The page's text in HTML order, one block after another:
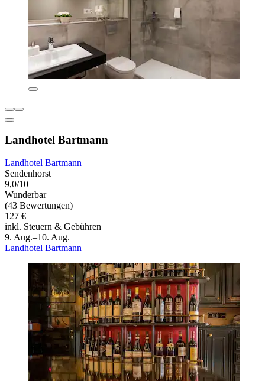
Landhotel Bartmann
Landhotel Bartmann
Sendenhorst
9,0/10
Wunderbar
(43 Bewertungen)
127 €
inkl. Steuern & Gebühren
9. Aug.–10. Aug.
Landhotel Bartmann